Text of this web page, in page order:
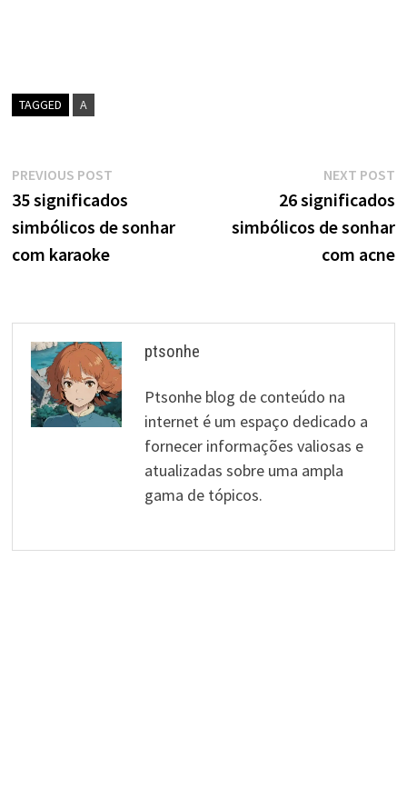
TAGGED A
Navegação
de
artigos
PREVIOUS POSTPrevious
post:
35 significados
simbólicos de sonhar
com karaoke
NEXT POST
26 significados
simbólicos de sonhar
com acne
ptsonhe
Ptsonhe blog de conteúdo na
internet é um espaço dedicado a
fornecer informações valiosas e
atualizadas sobre uma ampla
gama de tópicos.